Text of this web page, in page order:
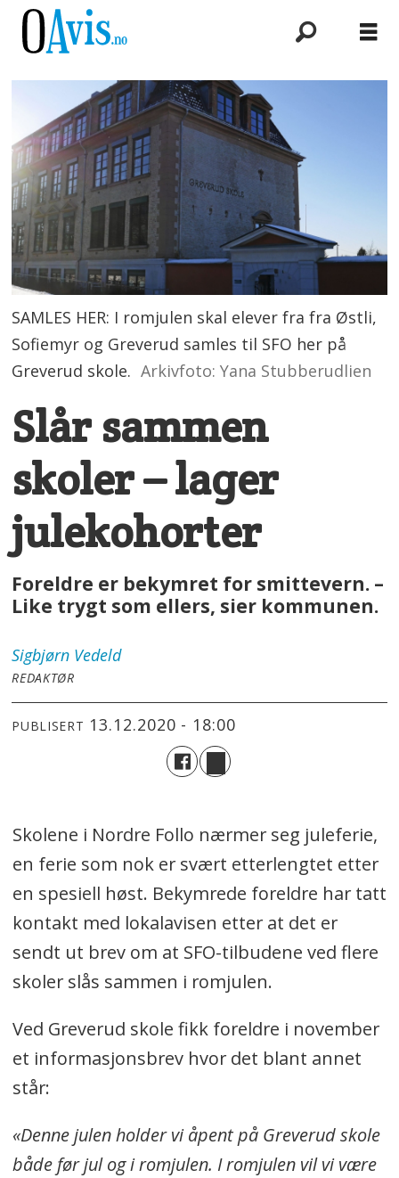
SAMLES HER: I romjulen skal elever fra fra Østli,
Sofiemyr og Greverud samles til SFO her på
Greverud skole. Arkivfoto: Yana Stubberudlien
Slår sammen
skoler – lager
julekohorter
Foreldre er bekymret for smittevern. –
Like trygt som ellers, sier kommunen.
Sigbjørn Vedeld
REDAKTØR
PUBLISERT 13.12.2020 - 18:00
Skolene i Nordre Follo nærmer seg juleferie,
en ferie som nok er svært etterlengtet etter
en spesiell høst. Bekymrede foreldre har tatt
kontakt med lokalavisen etter at det er
sendt ut brev om at SFO-tilbudene ved flere
skoler slås sammen i romjulen.
Ved Greverud skole fikk foreldre i november
et informasjonsbrev hvor det blant annet
står:
«Denne julen holder vi åpent på Greverud skole
både før jul og i romjulen. I romjulen vil vi være